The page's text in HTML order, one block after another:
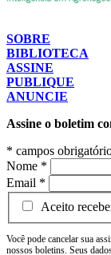
SOBRE
BIBLIOTECA
ASSINE
PUBLIQUE
ANUNCIE
Assine o boletim
* campos
Nome *
Email *
Aceito
Você pode cancelar sua
nossos boletins. Seus